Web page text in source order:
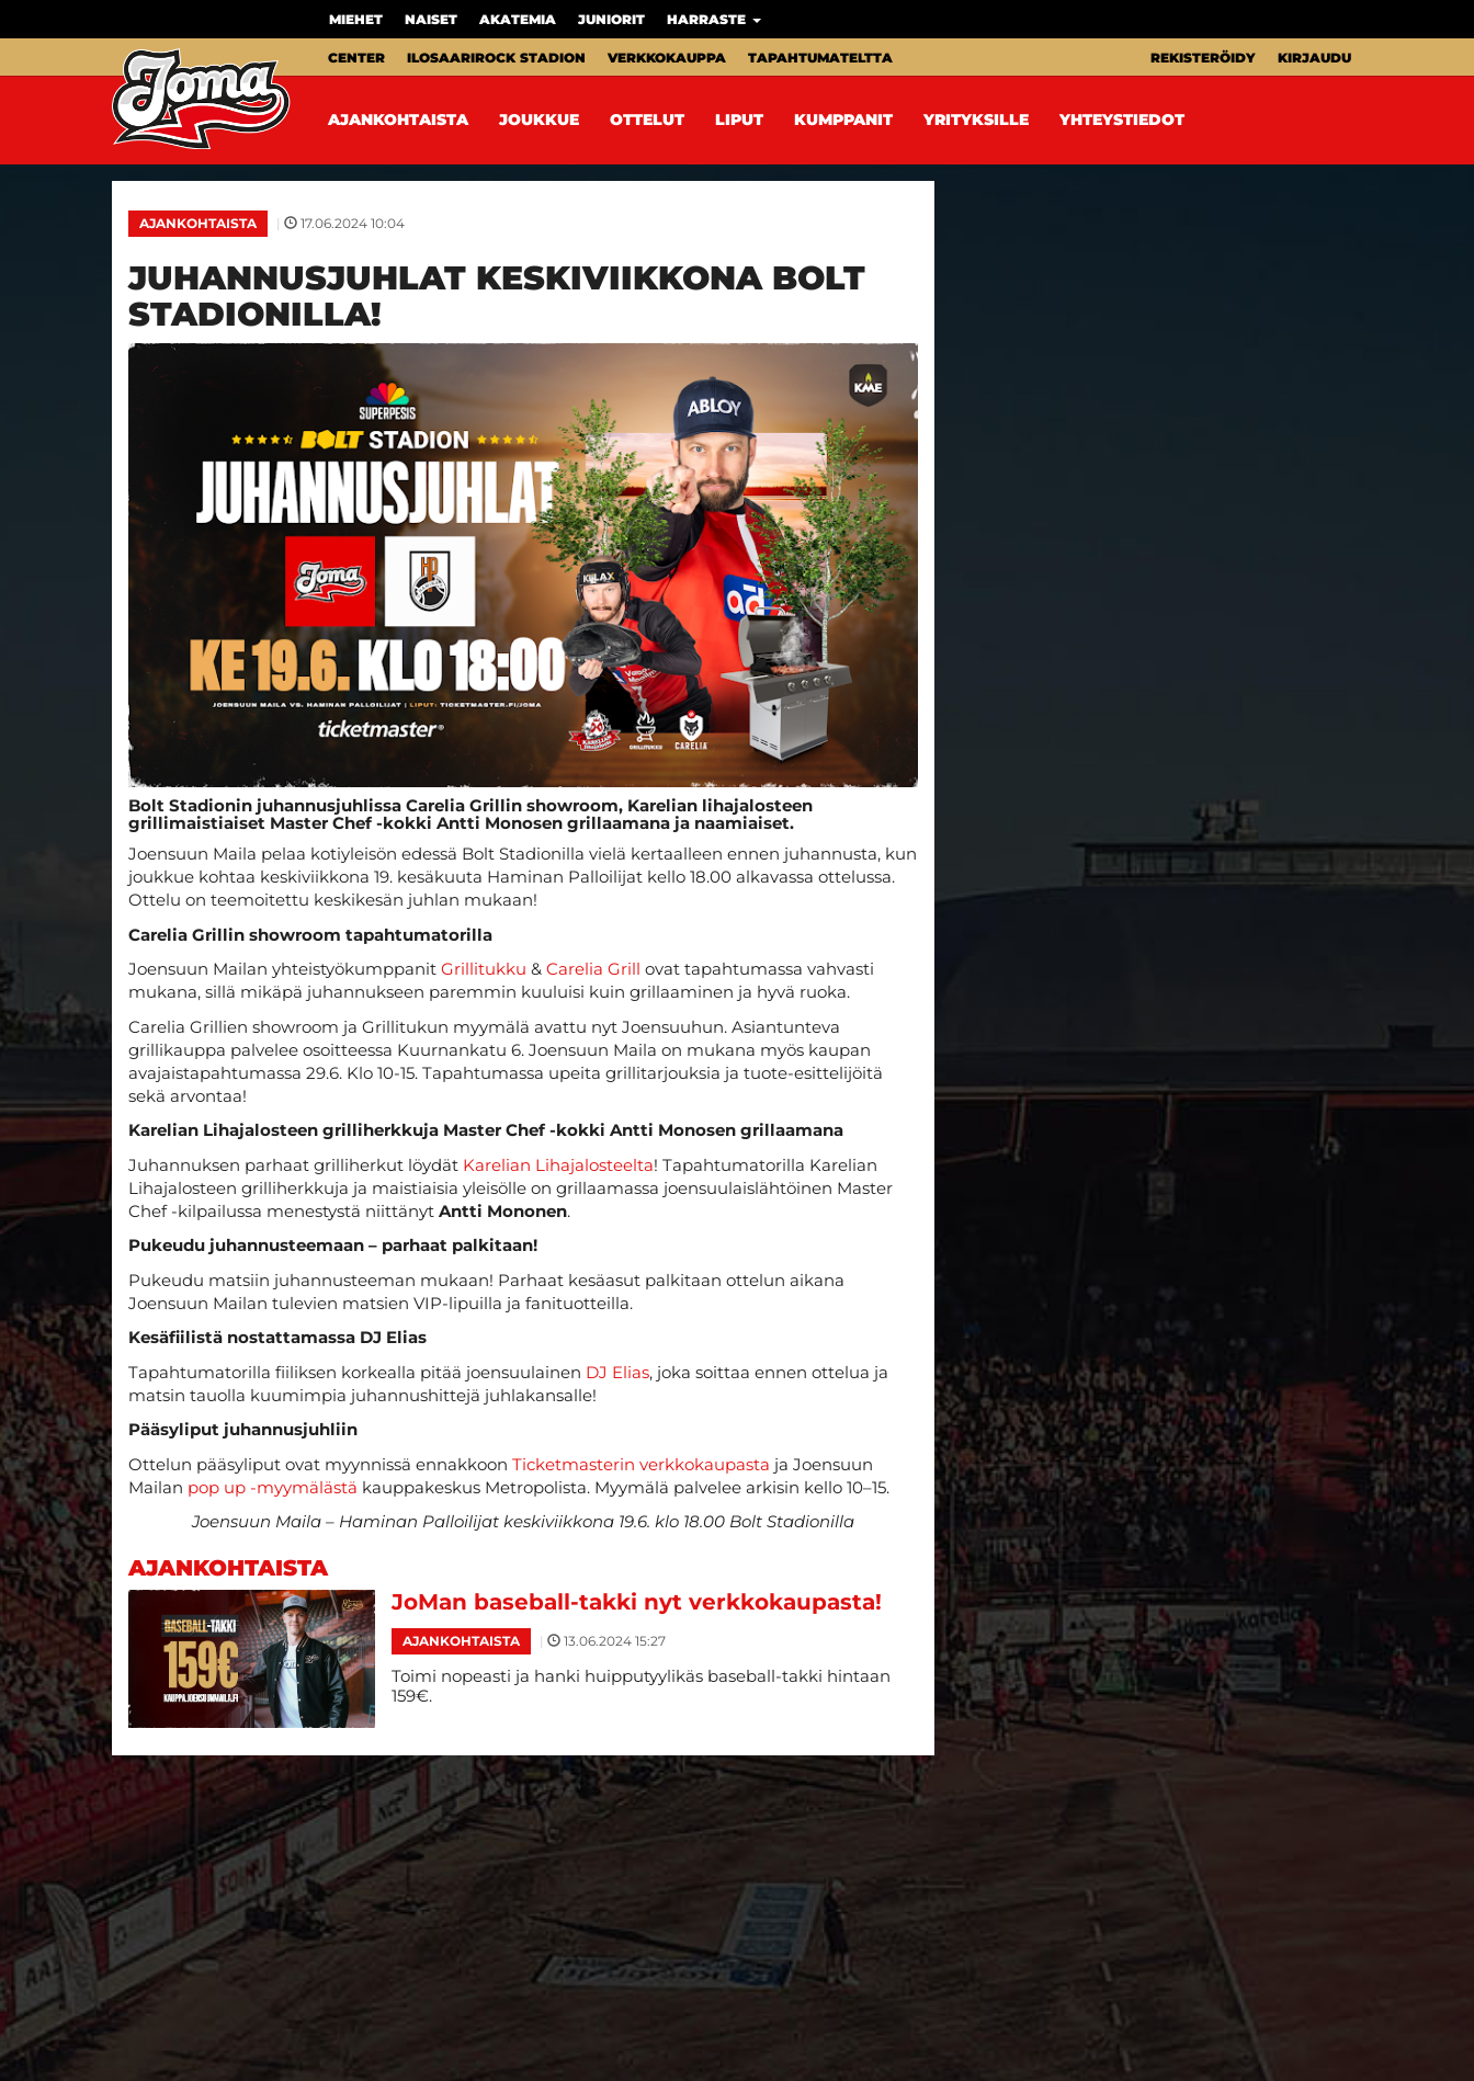
MIEHET NAISET AKATEMIA JUNIORIT HARRASTE
CENTER ILOSAARIROCK STADION VERKKOKAUPPA TAPAHTUMATELTTA REKISTERÖIDY KIRJAUDU
AJANKOHTAISTA JOUKKUE OTTELUT LIPUT KUMPPANIT YRITYKSILLE YHTEYSTIEDOT
AJANKOHTAISTA | 17.06.2024 10:04
JUHANNUSJUHLAT KESKIVIIKKONA BOLT
STADIONILLA!
Bolt Stadionin juhannusjuhlissa Carelia Grillin showroom, Karelian lihajalosteen
grillimaistiaiset Master Chef -kokki Antti Monosen grillaamana ja naamiaiset.
Joensuun Maila pelaa kotiyleisön edessä Bolt Stadionilla vielä kertaalleen ennen juhannusta, kun
joukkue kohtaa keskiviikkona 19. kesäkuuta Haminan Palloilijat kello 18.00 alkavassa ottelussa.
Ottelu on teemoitettu keskikesän juhlan mukaan!
Carelia Grillin showroom tapahtumatorilla
Joensuun Mailan yhteistyökumppanit Grillitukku & Carelia Grill ovat tapahtumassa vahvasti
mukana, sillä mikäpä juhannukseen paremmin kuuluisi kuin grillaaminen ja hyvä ruoka.
Carelia Grillien showroom ja Grillitukun myymälä avattu nyt Joensuuhun. Asiantunteva
grillikauppa palvelee osoitteessa Kuurnankatu 6. Joensuun Maila on mukana myös kaupan
avajaistapahtumassa 29.6. Klo 10-15. Tapahtumassa upeita grillitarjouksia ja tuote-esittelijöitä
sekä arvontaa!
Karelian Lihajalosteen grilliherkkuja Master Chef -kokki Antti Monosen grillaamana
Juhannuksen parhaat grilliherkut löydät Karelian Lihajalosteelta! Tapahtumatorilla Karelian
Lihajalosteen grilliherkkuja ja maistiaisia yleisölle on grillaamassa joensuulaislähtöinen Master
Chef -kilpailussa menestystä niittänyt Antti Mononen.
Pukeudu juhannusteemaan – parhaat palkitaan!
Pukeudu matsiin juhannusteeman mukaan! Parhaat kesäasut palkitaan ottelun aikana
Joensuun Mailan tulevien matsien VIP-lipuilla ja fanituotteilla.
Kesäfiilistä nostattamassa DJ Elias
Tapahtumatorilla fiiliksen korkealla pitää joensuulainen DJ Elias, joka soittaa ennen ottelua ja
matsin tauolla kuumimpia juhannushittejä juhlakansalle!
Pääsyliput juhannusjuhliin
Ottelun pääsyliput ovat myynnissä ennakkoon Ticketmasterin verkkokaupasta ja Joensuun
Mailan pop up -myymälästä kauppakeskus Metropolista. Myymälä palvelee arkisin kello 10–15.
Joensuun Maila – Haminan Palloilijat keskiviikkona 19.6. klo 18.00 Bolt Stadionilla
AJANKOHTAISTA
JoMan baseball-takki nyt verkkokaupasta!
AJANKOHTAISTA | 13.06.2024 15:27
Toimi nopeasti ja hanki huipputyylikäs baseball-takki hintaan
159€.